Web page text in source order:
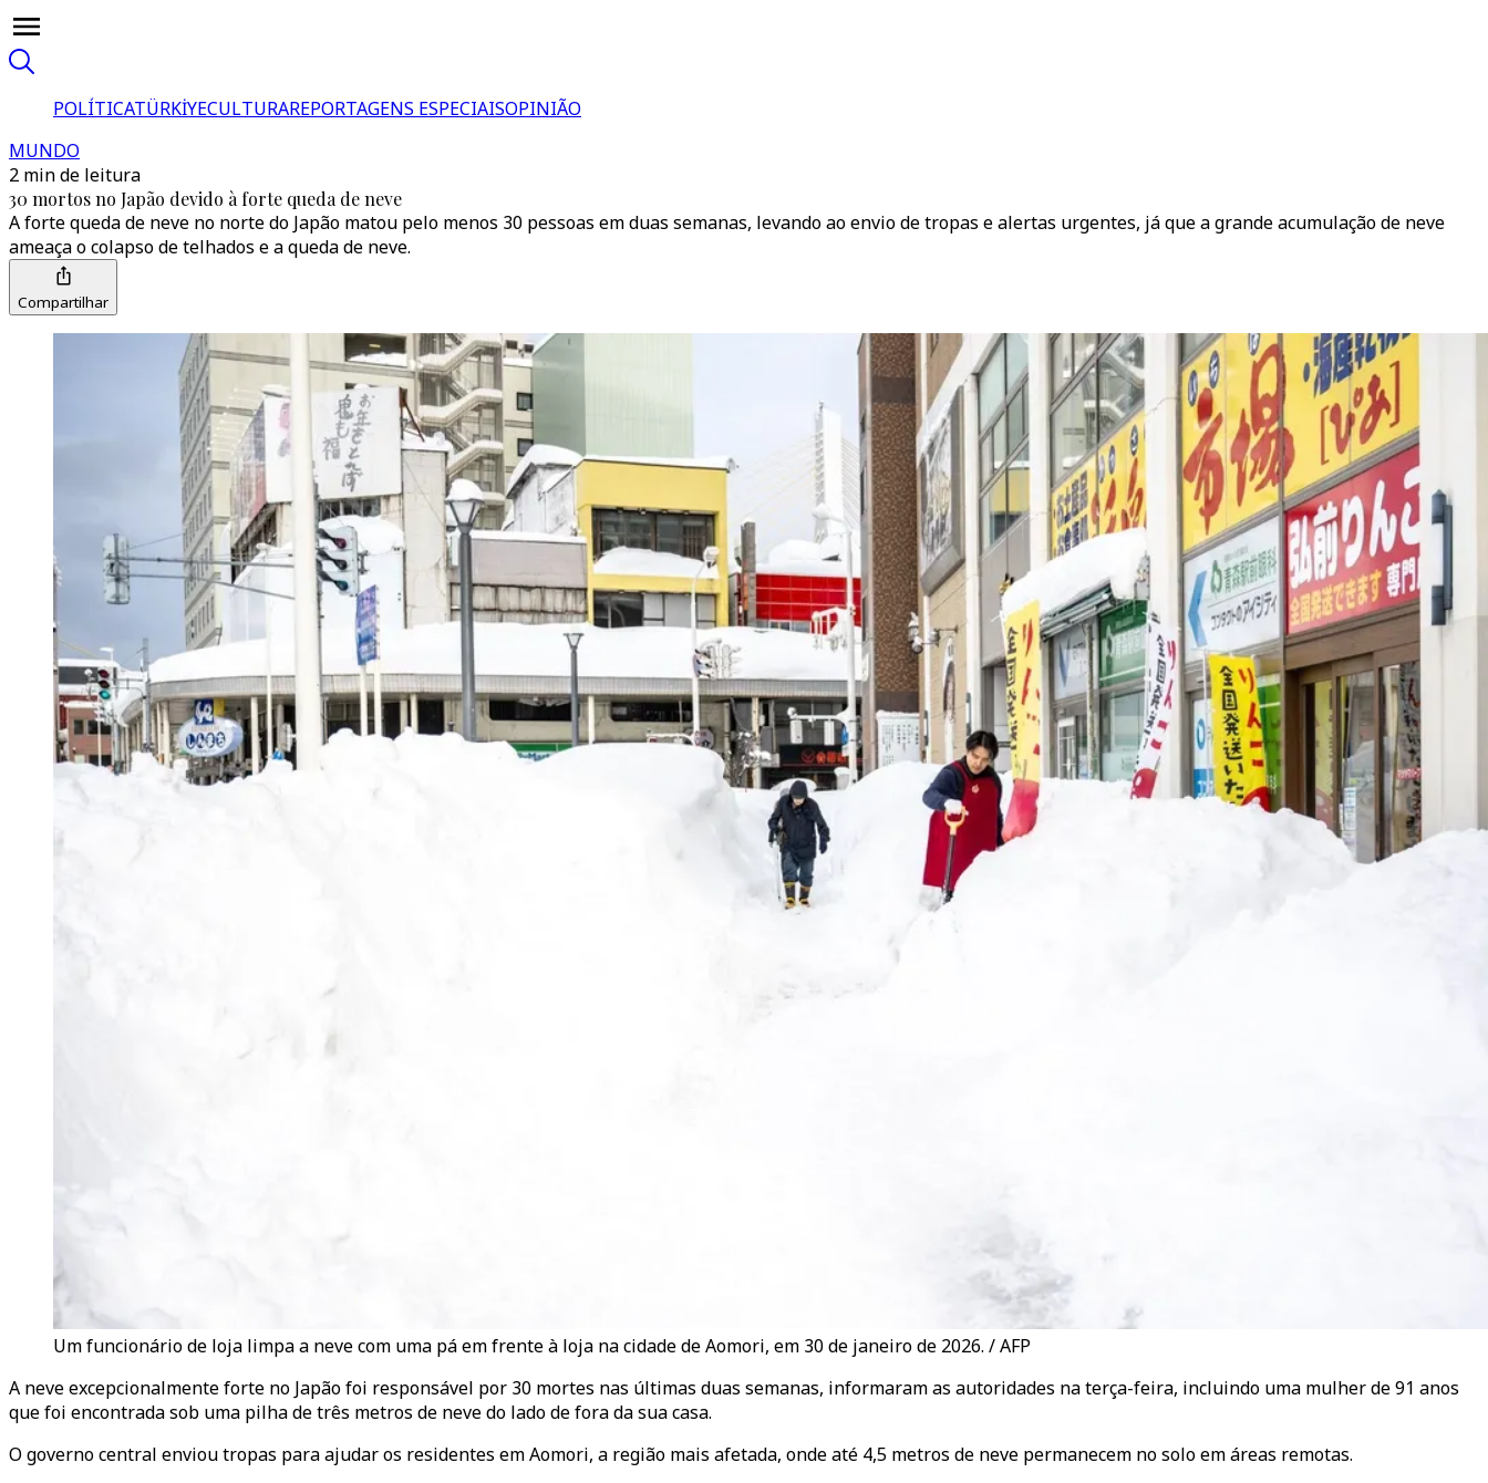
POLÍTICATÜRKİYECULTURAREPORTAGENS ESPECIAISOPINIÃO
MUNDO
2 min de leitura
30 mortos no Japão devido à forte queda de neve
A forte queda de neve no norte do Japão matou pelo menos 30 pessoas em duas semanas, levando ao envio de tropas e alertas urgentes, já que a grande acumulação de neve
ameaça o colapso de telhados e a queda de neve.
Compartilhar
Um funcionário de loja limpa a neve com uma pá em frente à loja na cidade de Aomori, em 30 de janeiro de 2026. / AFP
A neve excepcionalmente forte no Japão foi responsável por 30 mortes nas últimas duas semanas, informaram as autoridades na terça-feira, incluindo uma mulher de 91 anos
que foi encontrada sob uma pilha de três metros de neve do lado de fora da sua casa.
O governo central enviou tropas para ajudar os residentes em Aomori, a região mais afetada, onde até 4,5 metros de neve permanecem no solo em áreas remotas.